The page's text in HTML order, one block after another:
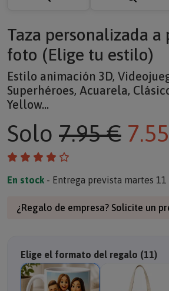
Taza personalizada a
foto (Elige tu estilo)
Estilo animación 3D,
Superhéroes, Acuarela,
Yellow...
Solo 7.95 €
En stock - Entrega prevista martes 11
¿Regalo de empresa? Solicite un
Elige el formato del regalo (11)